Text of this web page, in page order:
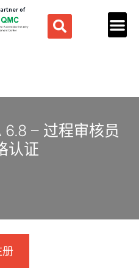
of
– 过程审核员
认证
册